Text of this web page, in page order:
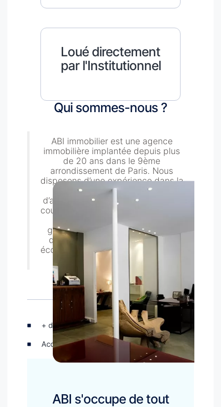
Loué directement
par l'Institutionnel
Qui sommes-nous ?
ABI immobilier est une agence
immobilière implantée depuis plus
de 20 ans dans le 9ème
arrondissement de Paris. Nous
disposons d’une expérience dans la
location et la gestion
d’appartements meublés pour une
courte, moyenne ou longue durée à
Paris et sa région. Nous vous
garantissons des prestations de
qualité et nous sommes à votre
écoute pour vous assister dans vos
+ de 20 ans d'expérience
Accompagnement personnalisé
ABI s'occupe de tout